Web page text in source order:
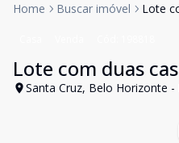
Home Buscar imóvel Lote
Lote com duas
Santa Cruz, Belo Horizonte -